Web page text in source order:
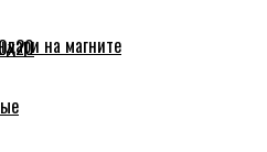
на магните